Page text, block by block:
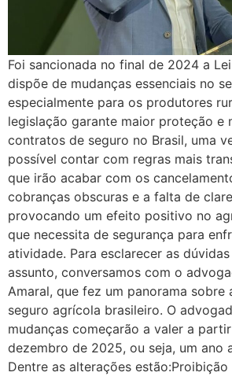
Foi sancionada no final de 2024 a
dispõe de mudanças essenciais no
especialmente para os produtores
legislação garante maior proteção e
contratos de seguro no Brasil, uma
possível contar com regras mais
que irão acabar com os
cobranças obscuras e a falta de
provocando um efeito positivo no
que necessita de segurança para
atividade. Para esclarecer as
assunto, conversamos com o
Amaral, que fez um panorama sobre
seguro agrícola brasileiro. O
mudanças começarão a valer a
dezembro de 2025, ou seja, um ano
Dentre as alterações